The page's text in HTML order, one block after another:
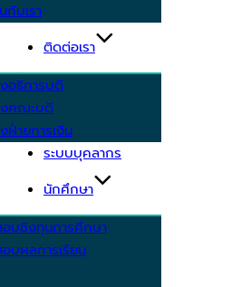
กับเรา
ติดต่อเรา
อธิการบดี
คณะบดี
ฝ่ายการเงิน
ระบบบุคลากร
นักศึกษา
บชิงทุนการศึกษา
บผลการเรียน